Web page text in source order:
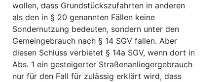
wollen, dass Grundstückszufahrten in anderen
als den in § 20 genannten Fällen keine
Sondernutzung bedeuten, sondern unter den
Gemeingebrauch nach § 14 SGV fallen. Aber
diesen Schluss verbietet § 14a SGV, wenn dort in
Abs. 1 ein gesteigerter Straßenanliegergebrauch
nur für den Fall für zulässig erklärt wird, dass